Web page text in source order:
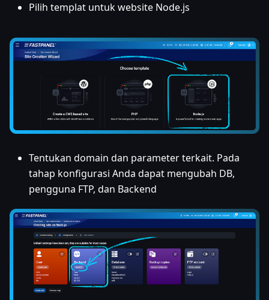
Pilih templat untuk website Node.js
Tentukan domain dan parameter terkait. Pada
tahap konfigurasi Anda dapat mengubah DB,
pengguna FTP, dan Backend